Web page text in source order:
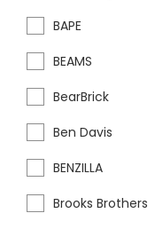
BAPE
BEAMS
BearBrick
Ben Davis
BENZILLA
Brooks Brothers